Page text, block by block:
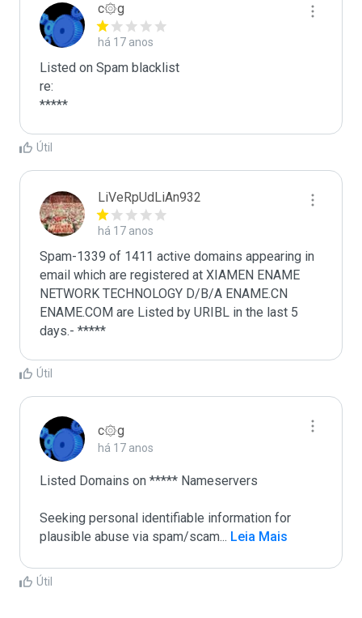
c۞g
há 17 anos
Listed on Spam blacklist
re:
*****
Útil
LiVeRpUdLiAn932
há 17 anos
Spam-1339 of 1411 active domains appearing in
email which are registered at XIAMEN ENAME
NETWORK TECHNOLOGY D/B/A ENAME.CN
ENAME.COM are Listed by URIBL in the last 5
days.- *****
Útil
c۞g
há 17 anos
Listed Domains on ***** Nameservers
Seeking personal identifiable information for
plausible abuse via spam/scam... Leia Mais
Útil